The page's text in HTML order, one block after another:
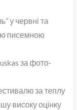
у червні та
писемною
за фото-
за теплу
високу оцінку